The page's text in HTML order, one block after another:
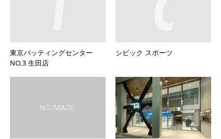
東京バッティングセンター
NO.3 生田店
シビック スポーツ